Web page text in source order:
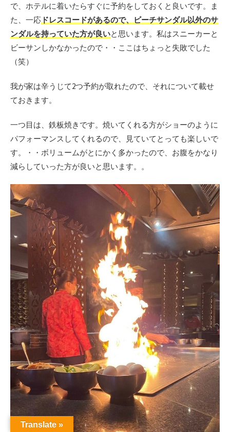
で、ホテルに着いたらすぐに予約をしておくと良いです。ま
た、一応 ドレスコードがあるので、ビーチサンダル以外のサ
ンダルを持っていた方が良いと思います。私はスニーカーと
ビーサンしかなかったので・・ここはちょっと失敗でした
（笑）
我が家は辛うじて2つ予約が取れたので、それについて載せ
ておきます。
一つ目は、鉄板焼きです。焼いてくれる方がショーのように
パフォーマンスしてくれるので、見ていてとっても楽しいで
す。・・ボリュームがとにかく多かったので、お腹をかなり
減らしていった方が良いと思います。。
Translate »